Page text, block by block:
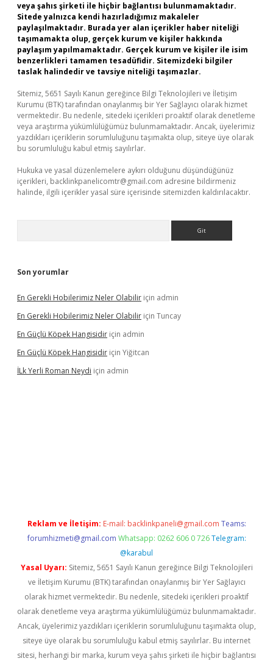
veya şahıs şirketi ile hiçbir bağlantısı bulunmamaktadır.
Sitede yalnızca kendi hazırladığımız makaleler
paylaşılmaktadır. Burada yer alan içerikler haber niteliği
taşımamakta olup, gerçek kurum ve kişiler hakkında
paylaşım yapılmamaktadır. Gerçek kurum ve kişiler ile isim
benzerlikleri tamamen tesadüfidir. Sitemizdeki bilgiler
taslak halindedir ve tavsiye niteliği taşımazlar.
Sitemiz, 5651 Sayılı Kanun gereğince Bilgi Teknolojileri ve İletişim
Kurumu (BTK) tarafından onaylanmış bir Yer Sağlayıcı olarak hizmet
vermektedir. Bu nedenle, sitedeki içerikleri proaktif olarak denetleme
veya araştırma yükümlülüğümüz bulunmamaktadır. Ancak, üyelerimiz
yazdıkları içeriklerin sorumluluğunu taşımakta olup, siteye üye olarak
bu sorumluluğu kabul etmiş sayılırlar.
Hukuka ve yasal düzenlemelere aykırı olduğunu düşündüğünüz
içerikleri, backlinkpanelicomtr@gmail.com adresine bildirmeniz
halinde, ilgili içerikler yasal süre içerisinde sitemizden kaldırılacaktır.
Son yorumlar
En Gerekli Hobilerimiz Neler Olabilir için admin
En Gerekli Hobilerimiz Neler Olabilir için Tuncay
En Güçlü Köpek Hangisidir için admin
En Güçlü Köpek Hangisidir için Yiğitcan
İLk Yerli Roman Neydi için admin
Reklam ve İletişim: E-mail: backlinkpaneli@gmail.com Teams:
forumhizmeti@gmail.com Whatsapp: 0262 606 0 726 Telegram:
@karabul
Yasal Uyarı: Sitemiz, 5651 Sayılı Kanun gereğince Bilgi Teknolojileri
ve İletişim Kurumu (BTK) tarafından onaylanmış bir Yer Sağlayıcı
olarak hizmet vermektedir. Bu nedenle, sitedeki içerikleri proaktif
olarak denetleme veya araştırma yükümlülüğümüz bulunmamaktadır.
Ancak, üyelerimiz yazdıkları içeriklerin sorumluluğunu taşımakta olup,
siteye üye olarak bu sorumluluğu kabul etmiş sayılırlar. Bu internet
sitesi, herhangi bir marka, kurum veya şahıs şirketi ile hiçbir bağlantısı